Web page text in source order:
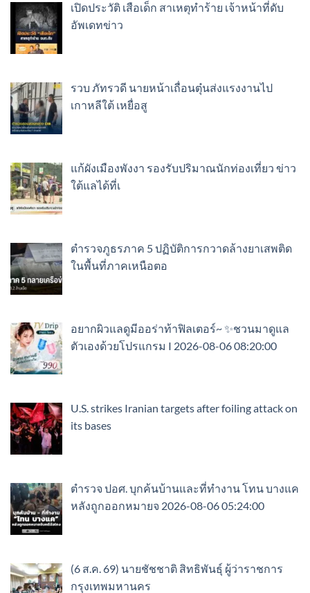
เปิดประวัติ เสือเด็ก สาเหตุทำร้าย เจ้าหน้าที่ดับ
อัพเดทข่าว
รวบ ภัทรวดี นายหน้าเถื่อนตุ๋นส่งแรงงานไป
เกาหลีใต้ เหยื่อสู
แก้ผังเมืองพังงา รองรับปริมาณนักท่องเที่ยว ข่าว
ใต้แลได้ที่เ
ตำรวจภูธรภาค 5 ปฏิบัติการกวาดล้างยาเสพติด
ในพื้นที่ภาคเหนือตอ
อยากผิวแลดูมีออร่าท้าฟิลเตอร์~ ✨ชวนมาดูแล
ตัวเองด้วยโปรแกรม I 2026-08-06 08:20:00
U.S. strikes Iranian targets after foiling attack on
its bases
ตำรวจ ปอศ. บุกค้นบ้านและที่ทำงาน โทน บางแค
หลังถูกออกหมายจ 2026-08-06 05:24:00
(6 ส.ค. 69) นายชัชชาติ สิทธิพันธุ์ ผู้ว่าราชการ
กรุงเทพมหานคร